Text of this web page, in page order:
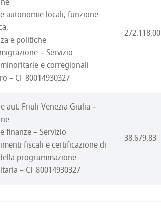
autonomie locali, funzione
e politiche
– Servizio
e corregionali
– CF 80014930327
272.118,00
aut. Friuli Venezia Giulia –
finanze – Servizio
fiscali e certificazione di
programmazione
– CF 80014930327
38.679,83